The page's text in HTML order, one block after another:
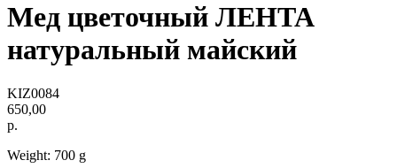
Мед цветочный ЛЕНТА
натуральный майский
KIZ0084
650,00
р.
Weight: 700 g